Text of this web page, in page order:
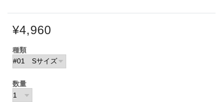
¥4,960
種類
数量